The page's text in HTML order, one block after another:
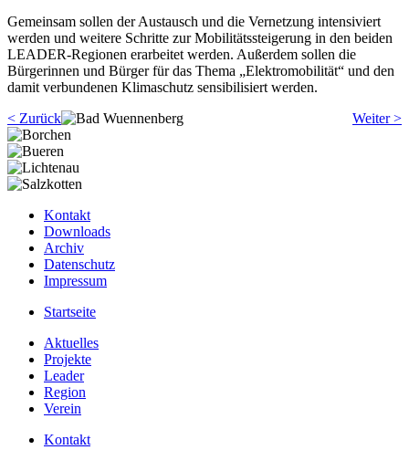
Gemeinsam sollen der Austausch und die Vernetzung intensiviert
werden und weitere Schritte zur Mobilitätssteigerung in den beiden
LEADER-Regionen erarbeitet werden. Außerdem sollen die
Bürgerinnen und Bürger für das Thema „Elektromobilität“ und den
damit verbundenen Klimaschutz sensibilisiert werden.
< Zurück
Weiter >
Kontakt
Downloads
Archiv
Datenschutz
Impressum
Startseite
Aktuelles
Projekte
Leader
Region
Verein
Kontakt